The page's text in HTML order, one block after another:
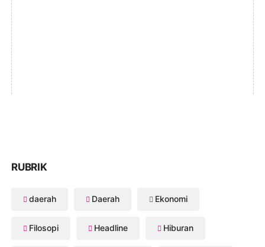
RUBRIK
daerah Daerah Ekonomi
Filosopi Headline Hiburan